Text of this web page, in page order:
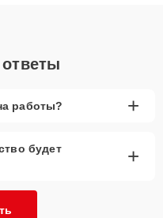
работы? +
будет
+